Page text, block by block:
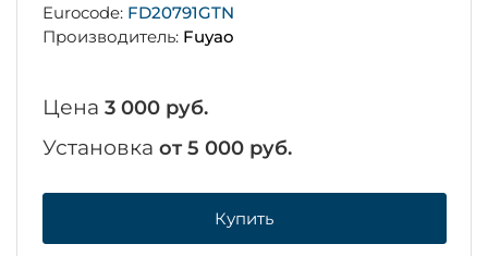
Eurocode: FD20791GTN
Производитель: Fuyao
Цена 3 000 руб.
Установка от 5 000 руб.
Купить